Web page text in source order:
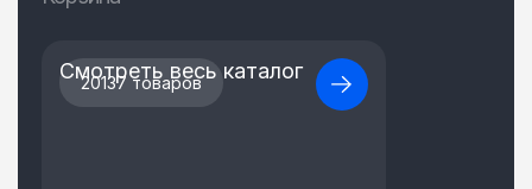
20137 товаров
Смотреть весь каталог